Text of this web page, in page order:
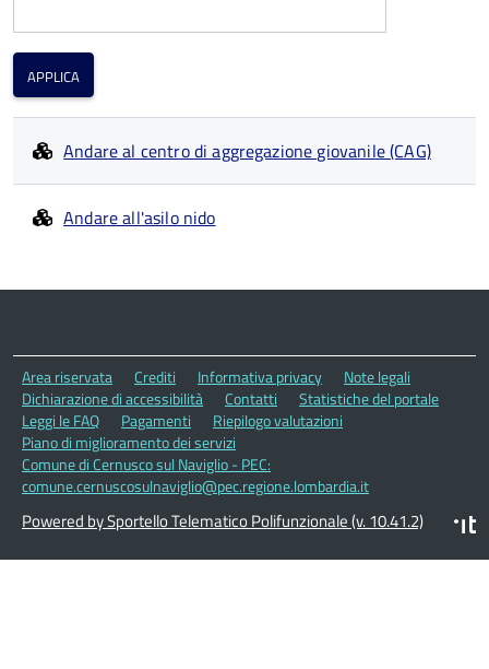
Andare al centro di aggregazione giovanile (CAG)
Andare all'asilo nido
Area riservata Crediti Informativa privacy
Note legali
Dichiarazione di accessibilità
Contatti
Statistiche del portale
Leggi le FAQ
Pagamenti
Riepilogo valutazioni
Piano di miglioramento dei servizi
Comune di Cernusco sul Naviglio - PEC:
comune.cernuscosulnaviglio@pec.regione.lombardia.it
Powered by Sportello Telematico Polifunzionale (v. 10.41.2)